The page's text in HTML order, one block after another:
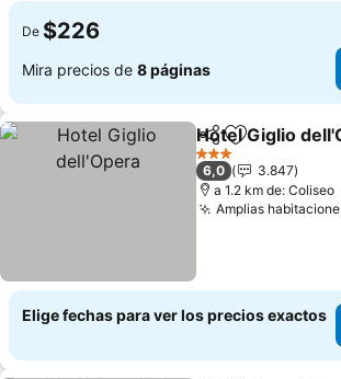
De $226
Mira precios de 8 páginas
CompartirAgregar a
Hotel Giglio
3 Estrellas
6,0
3.847
a 1.2 km de: Coliseo
Amplias
Elige fechas para ver los precios exactos